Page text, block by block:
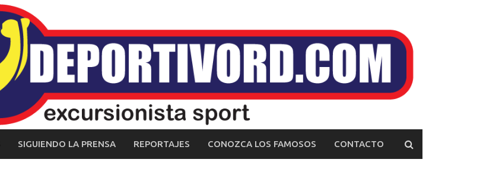
SIGUIENDO LA PRENSA REPORTAJES CONOZCA LOS FAMOSOS CONTACTO